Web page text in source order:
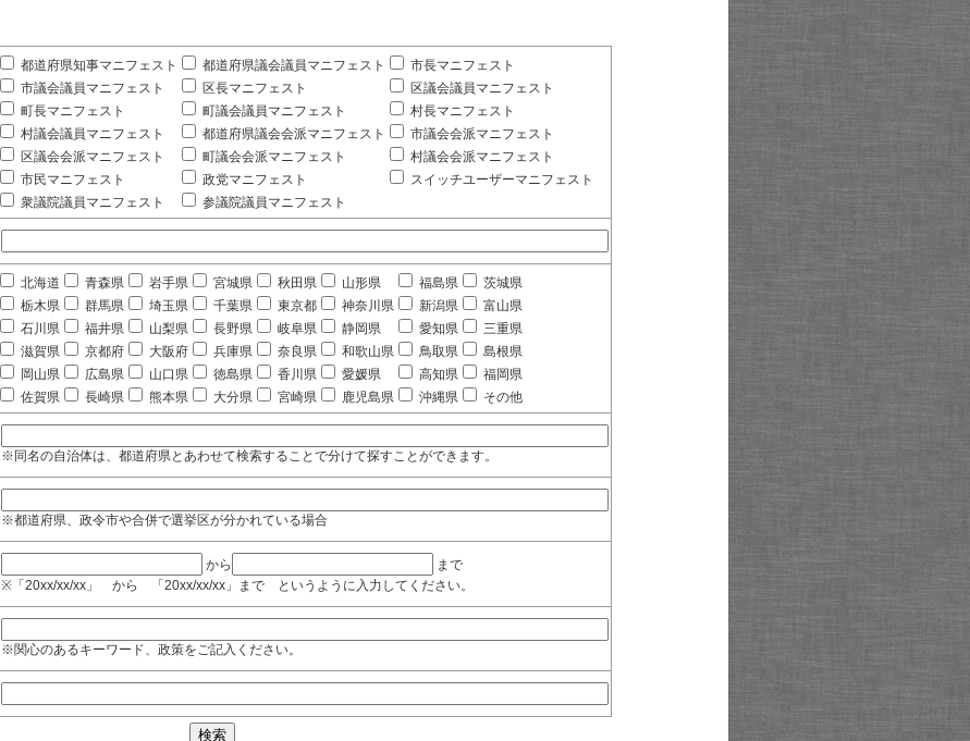
都道府県知事マニフェスト 都道府県議会議員マニフェスト
市長マニフェスト
市議会議員マニフェスト
区長マニフェスト
区議会議員マニフェスト
町長マニフェスト
町議会議員マニフェスト
村長マニフェスト
村議会議員マニフェスト
都道府県議会会派マニフェスト
市議会会派マニフェスト
区議会会派マニフェスト
町議会会派マニフェスト
村議会会派マニフェスト
市民マニフェスト
政党マニフェスト
スイッチユーザーマニフェスト
衆議院議員マニフェスト
参議院議員マニフェスト
北海道 青森県 岩手県 宮城県 秋田県 山形県 福島県
茨城県
栃木県
群馬県 埼玉県 千葉県 東京都 神奈川県 新潟県
富山県
石川県
福井県 山梨県 長野県 岐阜県 静岡県 愛知県
三重県
滋賀県
京都府 大阪府 兵庫県 奈良県 和歌山県 鳥取県
島根県
岡山県
広島県 山口県 徳島県 香川県 愛媛県 高知県
福岡県
佐賀県
長崎県 熊本県 大分県 宮崎県 鹿児島県 沖縄県 その他
※同名の自治体は、都道府県とあわせて検索することで分けて探すことができます。
※都道府県、政令市や合併で選挙区が分かれている場合
から
まで
※「20xx/xx/xx」 から 「20xx/xx/xx」まで というように入力してください。
※関心のあるキーワード、政策をご記入ください。